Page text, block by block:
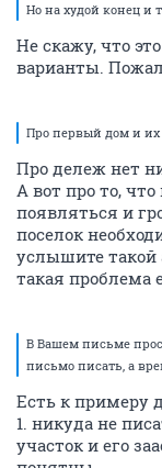
Но на худой конец и
Не скажу, что
варианты.
Про первый дом и их
Про дележ нет
А вот про то,
появляться и
поселок
услышите такой
такая проблема
В Вашем письме
письмо писать, а
Есть к примеру
1. никуда не
участок и его